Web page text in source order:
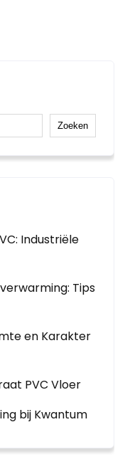
Zoeken
Industriële
Tips
en Karakter
PVC Vloer
bij Kwantum